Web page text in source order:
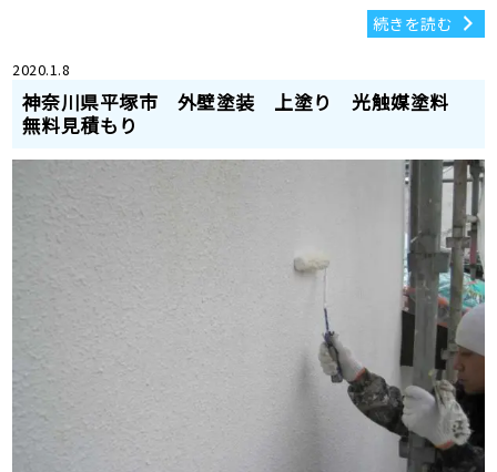
続きを読む
2020.1.8
神奈川県平塚市 外壁塗装 上塗り 光触媒塗料
無料見積もり